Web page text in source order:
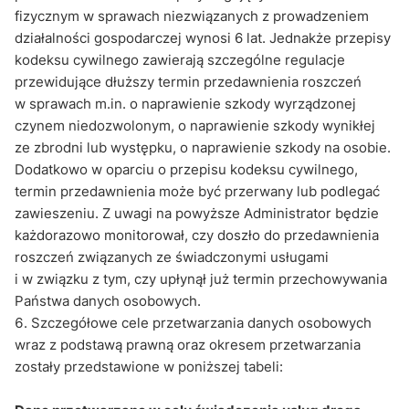
fizycznym w sprawach niezwiązanych z prowadzeniem
działalności gospodarczej wynosi 6 lat. Jednakże przepisy
kodeksu cywilnego zawierają szczególne regulacje
przewidujące dłuższy termin przedawnienia roszczeń
w sprawach m.in. o naprawienie szkody wyrządzonej
czynem niedozwolonym, o naprawienie szkody wynikłej
ze zbrodni lub występku, o naprawienie szkody na osobie.
Dodatkowo w oparciu o przepisu kodeksu cywilnego,
termin przedawnienia może być przerwany lub podlegać
zawieszeniu. Z uwagi na powyższe Administrator będzie
każdorazowo monitorował, czy doszło do przedawnienia
roszczeń związanych ze świadczonymi usługami
i w związku z tym, czy upłynął już termin przechowywania
Państwa danych osobowych.
Szczegółowe cele przetwarzania danych osobowych
wraz z podstawą prawną oraz okresem przetwarzania
zostały przedstawione w poniższej tabeli: